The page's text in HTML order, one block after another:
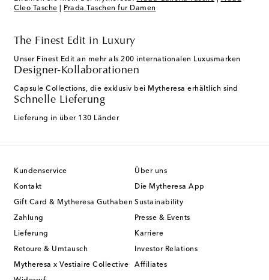
Cleo Tasche
Prada Taschen fur Damen
The Finest Edit in Luxury
Unser Finest Edit an mehr als 200 internationalen Luxusmarken
Designer-Kollaborationen
Capsule Collections, die exklusiv bei Mytheresa erhältlich sind
Schnelle Lieferung
Lieferung in über 130 Länder
Kundenservice
Kontakt
Gift Card & Mytheresa Guthaben
Zahlung
Lieferung
Retoure & Umtausch
Mytheresa x Vestiaire Collective
Über uns
Die Mytheresa App
Sustainability
Presse & Events
Karriere
Investor Relations
Affiliates